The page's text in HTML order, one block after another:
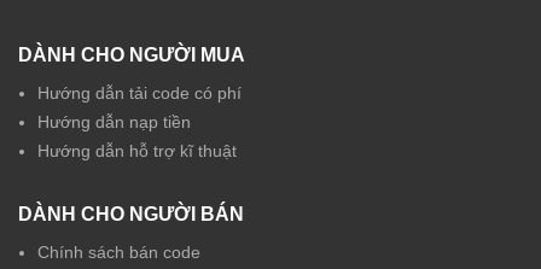
DÀNH CHO NGƯỜI MUA
Hướng dẫn tải code có phí
Hướng dẫn nạp tiền
Hướng dẫn hỗ trợ kĩ thuật
DÀNH CHO NGƯỜI BÁN
Chính sách bán code